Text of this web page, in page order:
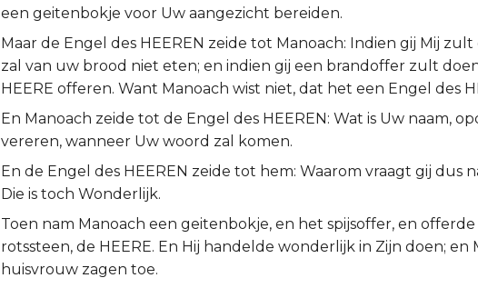
een geitenbokje voor Uw aangezicht bereiden.
Maar de Engel des HEEREN zeide tot Manoach: Indien gij Mij
zal van uw brood niet eten; en indien gij een brandoffer zult
HEERE offeren. Want Manoach wist niet, dat het een Engel des
En Manoach zeide tot de Engel des HEEREN: Wat is Uw naam,
vereren, wanneer Uw woord zal komen.
En de Engel des HEEREN zeide tot hem: Waarom vraagt gij dus
Die is toch Wonderlijk.
Toen nam Manoach een geitenbokje, en het spijsoffer, en
rotssteen, de HEERE. En Hij handelde wonderlijk in Zijn doen; en
huisvrouw zagen toe.